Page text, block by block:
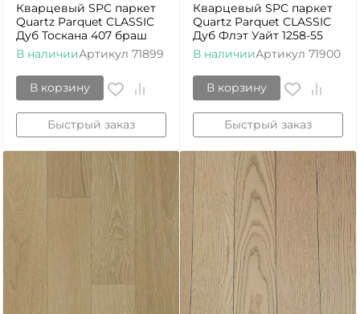
Кварцевый SPC паркет
Quartz Parquet CLASSIC
Дуб Тоскана 407 браш
В наличииАртикул 71899
В корзину
Быстрый заказ
Кварцевый SPC паркет
Quartz Parquet CLASSIC
Дуб Флэт Уайт 1258-55
В наличииАртикул 71900
В корзину
Быстрый заказ